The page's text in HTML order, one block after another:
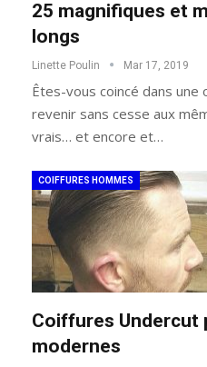
25 magnifiques et
longs
Linette Poulin Mar 17, 2019
Êtes-vous coincé dans une
revenir sans cesse aux
vrais… et encore et…
COIFFURES HOMMES
Coiffures Undercut
modernes